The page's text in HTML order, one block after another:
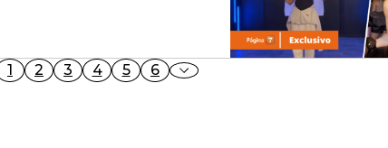
1 2 3 4 5 6